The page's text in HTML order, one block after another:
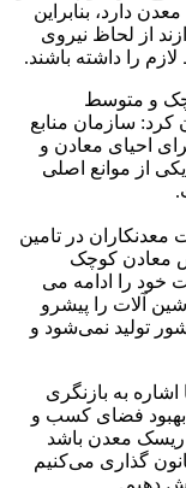
دارد، بنابراین
از لحاظ نیروی
را داشته باشند.
و متوسط
کرد: سازمان منابع
احیای معادن و
از موانع اصلی
معدنکاران در تامین
معادن کوچک
خود را ادامه می
آلات را پیشرو
تولید نمی‌شود و
به بازنگری
بهبود فضای کسب و
ریسک معدن باشد
گذاری می‌کنیم
دهیم.